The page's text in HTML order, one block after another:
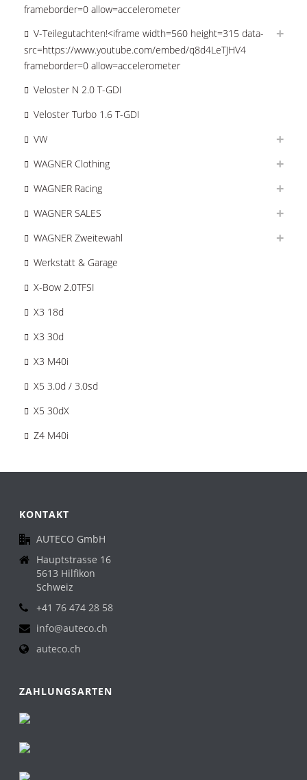
frameborder=0 allow=accelerometer
V-Teilegutachten!<iframe width=560 height=315 data-
src=https://www.youtube.com/embed/q8d4LeTJHV4
frameborder=0 allow=accelerometer
Veloster N 2.0 T-GDI
Veloster Turbo 1.6 T-GDI
VW
WAGNER Clothing
WAGNER Racing
WAGNER SALES
WAGNER Zweitewahl
Werkstatt & Garage
X-Bow 2.0TFSI
X3 18d
X3 30d
X3 M40i
X5 3.0d / 3.0sd
X5 30dX
Z4 M40i
KONTAKT
AUTECO GmbH
Hauptstrasse 16
5613 Hilfikon
Schweiz
+41 76 474 28 58
info@auteco.ch
auteco.ch
ZAHLUNGSARTEN